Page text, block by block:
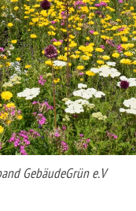
GebäudeGrün e.V